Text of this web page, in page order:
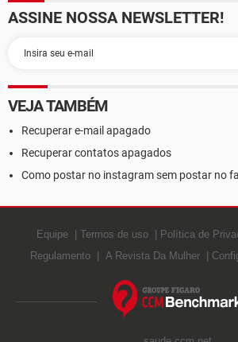
ASSINE NOSSA NEWSLETTER!
VEJA TAMBÉM
Recuperar e-mail apagado
Recuperar contatos apagados
Como postar no instagram sem postar no
Equipe Termos de uso Política de
Regulamento
A Revista Da Mulher